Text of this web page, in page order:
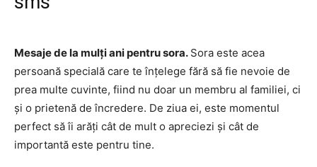
Mesaje de la mulți ani pentru sora. Sora este acea
persoană specială care te înțelege fără să fie nevoie de
prea multe cuvinte, fiind nu doar un membru al familiei, ci
și o prietenă de încredere. De ziua ei, este momentul
perfect să îi arăți cât de mult o apreciezi și cât de
importantă este pentru tine.